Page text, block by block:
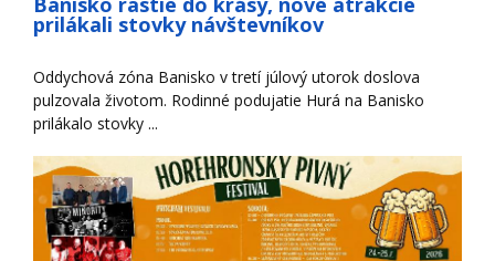
prilákali stovky návštevníkov
Oddychová zóna Banisko v tretí júlový utorok doslova
pulzovala životom. Rodinné podujatie Hurá na Banisko
prilákalo stovky ...